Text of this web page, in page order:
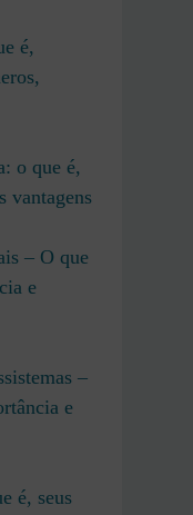
é,
o que é,
vantagens
– O que
e
–
e
é, seus